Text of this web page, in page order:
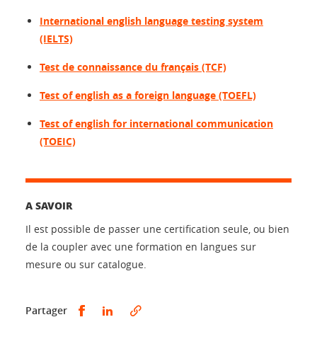
International english language testing system
(IELTS)
Test de connaissance du français (TCF)
Test of english as a foreign language (TOEFL)
Test of english for international communication
(TOEIC)
A SAVOIR
Il est possible de passer une certification seule, ou bien
de la coupler avec une formation en langues sur
mesure ou sur catalogue.
Partager Partager sur Facebook
Partager sur LinkedIn